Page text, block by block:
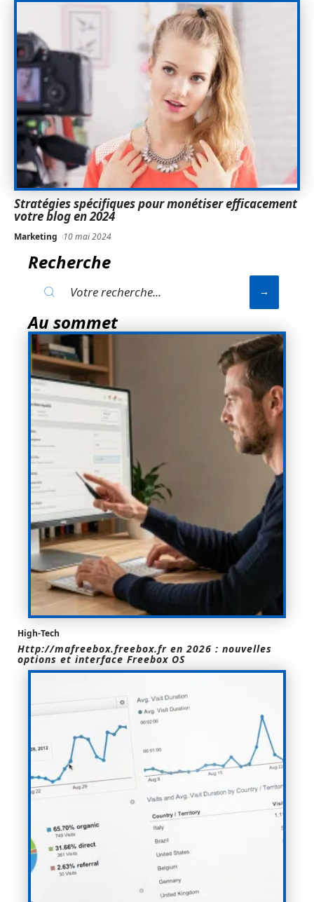
Stratégies spécifiques pour monétiser efficacement
votre blog en 2024
Marketing 10 mai 2024
Recherche
Au sommet
High-Tech
Http://mafreebox.freebox.fr en 2026 : nouvelles
options et interface Freebox OS